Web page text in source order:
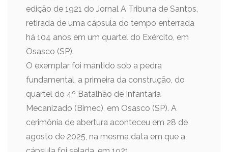
edição de 1921 do Jornal A Tribuna de Santos,
retirada de uma cápsula do tempo enterrada
há 104 anos em um quartel do Exército, em
Osasco (SP).
O exemplar foi mantido sob a pedra
fundamental, a primeira da construção, do
quartel do 4º Batalhão de Infantaria
Mecanizado (Bimec), em Osasco (SP). A
cerimônia de abertura aconteceu em 28 de
agosto de 2025, na mesma data em que a